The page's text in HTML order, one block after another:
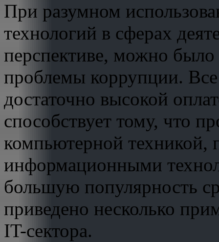
При разумном
технологий в сферах
перспективе, можно
проблемы коррупции. Все
достаточно высокой
способствует тому, что
компьютерной техникой,
информационными
большую популярность
приведено несколько
IT-сектора.